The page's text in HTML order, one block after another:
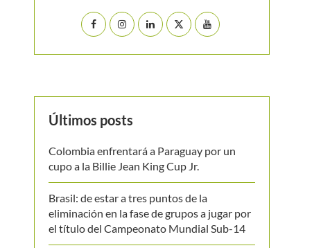
Últimos posts
Colombia enfrentará a Paraguay por un
cupo a la Billie Jean King Cup Jr.
Brasil: de estar a tres puntos de la
eliminación en la fase de grupos a jugar por
el título del Campeonato Mundial Sub-14